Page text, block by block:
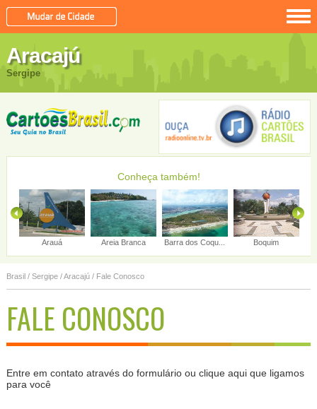
Aracajú
Sergipe
Conheça também!
Arauá Areia Branca Barra dos Coqu... Boquim
Brasil/ Sergipe/Aracajú/ Fale Conosco
FALE CONOSCO
Entre em contato através do formulário ou clique aqui que ligamos
para você